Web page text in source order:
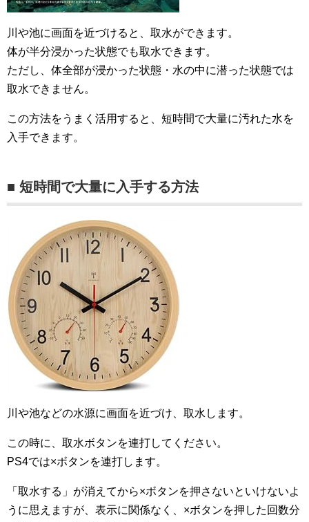
川や池に画面を近づけると、取水ができます。
体が半分浸かった状態でも取水できます。
ただし、体全部が浸かった状態・水の中に潜った状態では
取水できません。
この方法をうまく活用すると、短時間で大量に汚れた水を
入手できます。
■ 短時間で大量に入手する方法
川や池などの水源に画面を近づけ、取水します。
この時に、取水ボタンを連打してください。
PS4では×ボタンを連打します。
「取水する」が消えてから×ボタンを押さないといけないよ
うに思えますが、表示に関係なく、×ボタンを押した回数分